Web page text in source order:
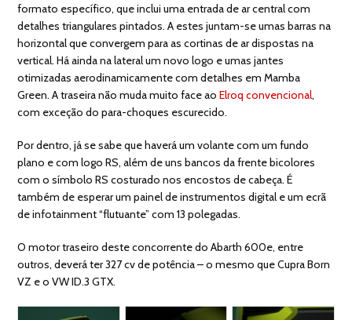
formato específico, que inclui uma entrada de ar central com
detalhes triangulares pintados. A estes juntam-se umas barras na
horizontal que convergem para as cortinas de ar dispostas na
vertical. Há ainda na lateral um novo logo e umas jantes
otimizadas aerodinamicamente com detalhes em Mamba
Green. A traseira não muda muito face aoElroq convencional,
com exceção do para-choques escurecido.
Por dentro, já se sabe que haverá um volante com um fundo
plano e com logo RS, além de uns bancos da frente bicolores
com o símbolo RS costurado nos encostos de cabeça. É
também de esperar um painel de instrumentos digital e um ecrã
de infotainment “flutuante” com 13 polegadas.
O motor traseiro deste concorrente do Abarth 600e, entre
outros, deverá ter 327 cv de potência – o mesmo que Cupra Born
VZ e o VW ID.3 GTX.